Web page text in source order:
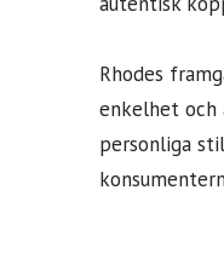
Rhodes
enkelhet och
personliga